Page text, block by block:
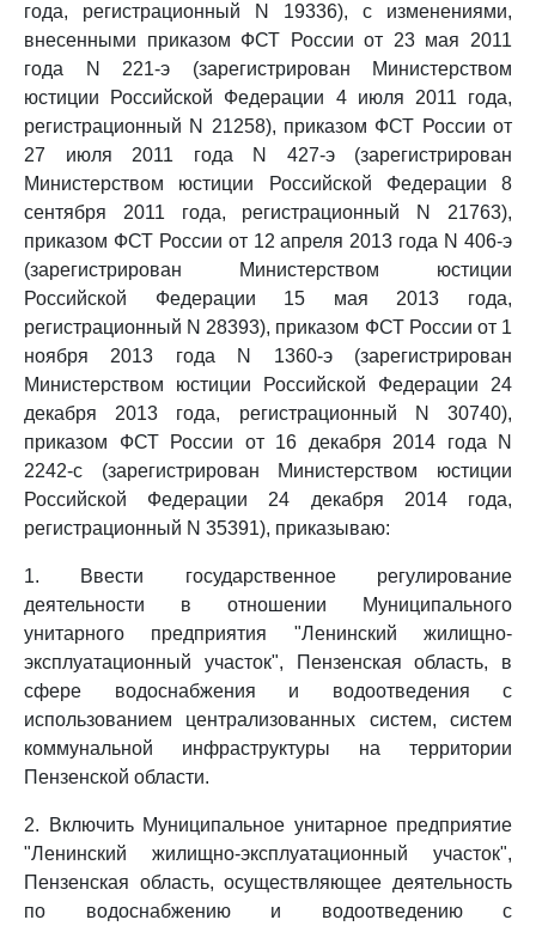
года, регистрационный N 19336), с изменениями,
внесенными приказом ФСТ России от 23 мая 2011
года N 221-э (зарегистрирован Министерством
юстиции Российской Федерации 4 июля 2011 года,
регистрационный N 21258), приказом ФСТ России от
27 июля 2011 года N 427-э (зарегистрирован
Министерством юстиции Российской Федерации 8
сентября 2011 года, регистрационный N 21763),
приказом ФСТ России от 12 апреля 2013 года N 406-э
(зарегистрирован Министерством юстиции
Российской Федерации 15 мая 2013 года,
регистрационный N 28393), приказом ФСТ России от 1
ноября 2013 года N 1360-э (зарегистрирован
Министерством юстиции Российской Федерации 24
декабря 2013 года, регистрационный N 30740),
приказом ФСТ России от 16 декабря 2014 года N
2242-с (зарегистрирован Министерством юстиции
Российской Федерации 24 декабря 2014 года,
регистрационный N 35391), приказываю:
1. Ввести государственное регулирование
деятельности в отношении Муниципального
унитарного предприятия "Ленинский жилищно-
эксплуатационный участок", Пензенская область, в
сфере водоснабжения и водоотведения с
использованием централизованных систем, систем
коммунальной инфраструктуры на территории
Пензенской области.
2. Включить Муниципальное унитарное предприятие
"Ленинский жилищно-эксплуатационный участок",
Пензенская область, осуществляющее деятельность
по водоснабжению и водоотведению с